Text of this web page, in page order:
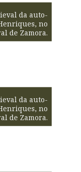
da auto-
no
de Zamora.
da auto-
no
de Zamora.